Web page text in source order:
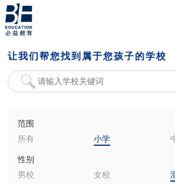
让我们帮您找到属于您孩子的学校
范围
所有
小学
性别
男校
女校